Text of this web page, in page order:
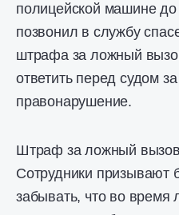
полицейской машине
позвонил в службу
штрафа за ложный
ответить перед судом
правонарушение.
Штраф за ложный вызов
Сотрудники призывают
забывать, что во время